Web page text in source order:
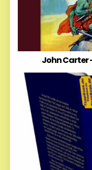
John Carter